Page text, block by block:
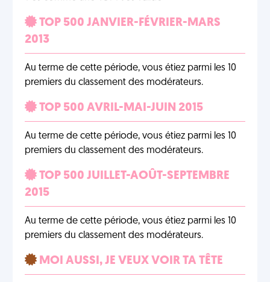
TOP 500 JANVIER-FÉVRIER-MARS
2013
Au terme de cette période, vous étiez parmi les 10
premiers du classement des modérateurs.
TOP 500 AVRIL-MAI-JUIN 2015
Au terme de cette période, vous étiez parmi les 10
premiers du classement des modérateurs.
TOP 500 JUILLET-AOÛT-SEPTEMBRE
2015
Au terme de cette période, vous étiez parmi les 10
premiers du classement des modérateurs.
MOI AUSSI, JE VEUX VOIR TA TÊTE